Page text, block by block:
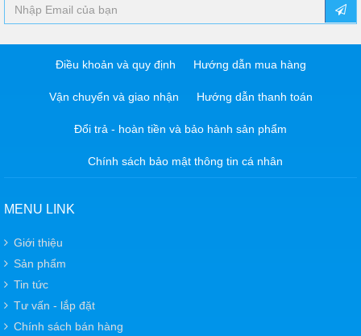
Điều khoản và quy định Hướng dẫn mua hàng
Vận chuyển và giao nhận Hướng dẫn thanh toán
Đổi trả - hoàn tiền và bảo hành sản phẩm
Chính sách bảo mật thông tin cá nhân
MENU LINK
Giới thiệu
Sản phẩm
Tin tức
Tư vấn - lắp đặt
Chính sách bán hàng